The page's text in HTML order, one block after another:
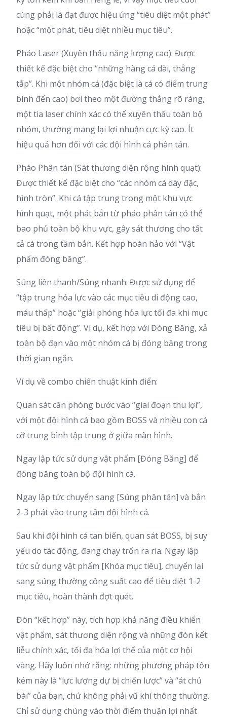
cùng phải là đạt được hiệu ứng “tiêu diệt một phát”
hoặc “một phát, tiêu diệt nhiều mục tiêu”.
Pháo Laser (Xuyên thấu năng lượng cao): Được
thiết kế đặc biệt cho “những hàng cá dài, thẳng
tắp”. Khi một nhóm cá (đặc biệt là cá có điểm trung
bình đến cao) bơi theo một đường thẳng rõ ràng,
một tia laser chính xác có thể xuyên thấu toàn bộ
nhóm, thường mang lại lợi nhuận cực kỳ cao. Ít
hiệu quả hơn đối với các đội hình cá phân tán.
Pháo Phân tán (Sát thương diện rộng hình quạt):
Được thiết kế đặc biệt cho “các nhóm cá dày đặc,
hình tròn”. Khi cá tập trung trong một khu vực
hình quạt, một phát bắn từ pháo phân tán có thể
bao phủ toàn bộ khu vực, gây sát thương cho tất
cả cá trong tầm bắn. Kết hợp hoàn hảo với “Vật
phẩm đóng băng”.
Súng liên thanh/Súng nhanh: Được sử dụng để
“tập trung hỏa lực vào các mục tiêu di động cao,
máu thấp” hoặc “giải phóng hỏa lực tối đa khi mục
tiêu bị bất động”. Ví dụ, kết hợp với Đóng Băng, xả
toàn bộ đạn vào một nhóm cá bị đóng băng trong
thời gian ngắn.
Ví dụ về combo chiến thuật kinh điển:
Quan sát căn phòng bước vào “giai đoạn thu lợi”,
với một đội hình cá bao gồm BOSS và nhiều con cá
cỡ trung bình tập trung ở giữa màn hình.
Ngay lập tức sử dụng vật phẩm [Đóng Băng] để
đóng băng toàn bộ đội hình cá.
Ngay lập tức chuyển sang [Súng phân tán] và bắn
2-3 phát vào trung tâm đội hình cá.
Sau khi đội hình cá tan biến, quan sát BOSS, bị suy
yếu do tác động, đang chạy trốn ra rìa. Ngay lập
tức sử dụng vật phẩm [Khóa mục tiêu], chuyển lại
sang súng thường công suất cao để tiêu diệt 1-2
mục tiêu, hoàn thành đợt quét.
Đòn “kết hợp” này, tích hợp khả năng điều khiển
vật phẩm, sát thương diện rộng và những đòn kết
liễu chính xác, tối đa hóa lợi thế của một cơ hội
vàng. Hãy luôn nhớ rằng: những phương pháp tốn
kém này là “lực lượng dự bị chiến lược” và “át chủ
bài” của bạn, chứ không phải vũ khí thông thường.
Chỉ sử dụng chúng vào thời điểm thuận lợi nhất